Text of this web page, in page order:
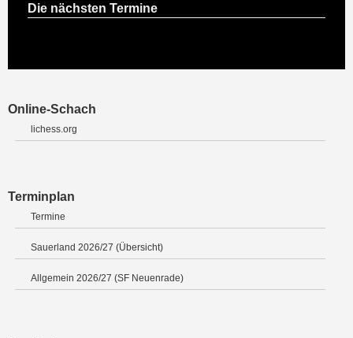
Die nächsten Termine
Online-Schach
lichess.org
Terminplan
Termine
Sauerland 2026/27 (Übersicht)
Allgemein 2026/27 (SF Neuenrade)